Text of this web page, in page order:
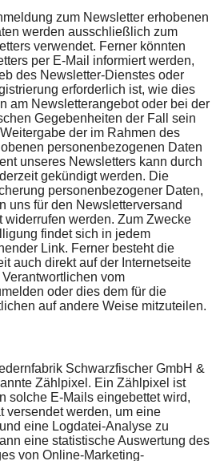
zum Newsletter erhobenen
werden ausschließlich zum
verwendet. Ferner könnten
per E-Mail informiert werden,
des Newsletter-Dienstes oder
erforderlich ist, wie dies
am Newsletterangebot oder bei der
Gegebenheiten der Fall sein
der im Rahmen des
personenbezogenen Daten
unseres Newsletters kann durch
gekündigt werden. Die
personenbezogener Daten,
uns für den Newsletterversand
widerrufen werden. Zum Zwecke
findet sich in jedem
Link. Ferner besteht die
auch direkt auf der Internetseite
vom
oder dies dem für die
auf andere Weise mitzuteilen.
Schwarzfischer GmbH &
Zählpixel. Ein Zählpixel ist
solche E-Mails eingebettet wird,
versendet werden, um eine
eine Logdatei-Analyse zu
eine statistische Auswertung des
von Online-Marketing-